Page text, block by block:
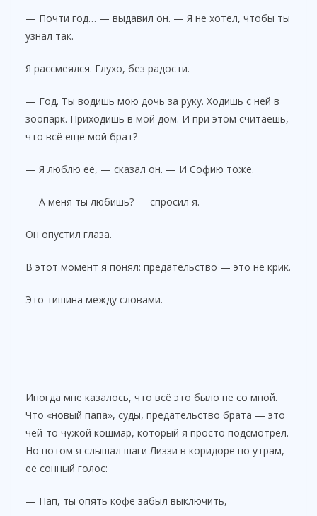
— Почти год… — выдавил он. — Я не хотел, чтобы ты
узнал так.
Я рассмеялся. Глухо, без радости.
— Год. Ты водишь мою дочь за руку. Ходишь с ней в
зоопарк. Приходишь в мой дом. И при этом считаешь,
что всё ещё мой брат?
— Я люблю её, — сказал он. — И Софию тоже.
— А меня ты любишь? — спросил я.
Он опустил глаза.
В этот момент я понял: предательство — это не крик.
Это тишина между словами.
Иногда мне казалось, что всё это было не со мной.
Что «новый папа», суды, предательство брата — это
чей-то чужой кошмар, который я просто подсмотрел.
Но потом я слышал шаги Лиззи в коридоре по утрам,
её сонный голос:
— Пап, ты опять кофе забыл выключить,